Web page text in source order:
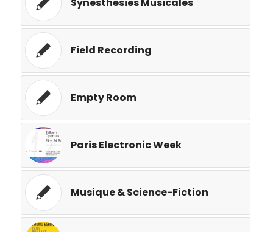
Synesthésies Musicales
Field Recording
Empty Room
Paris Electronic Week
Musique & Science-Fiction